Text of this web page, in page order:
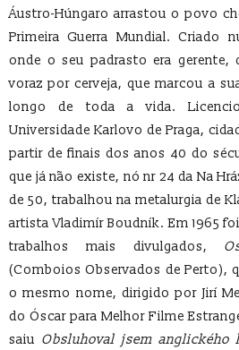
Áustro-Húngaro arrastou o povo
Primeira Guerra Mundial. Criado
onde o seu padrasto era gerente,
voraz por cerveja, que marcou a
longo de toda a vida.
Universidade Karlovo de Praga,
partir de finais dos anos 40 do
que já não existe, nó nr 24 da Na
de 50, trabalhou na metalurgia de
artista Vladimír Boudník. Em 1965
trabalhos mais divulgados,
(Comboios Observados de Perto),
o mesmo nome, dirigido por Jirí
do Óscar para Melhor Filme
saiu Obsluhoval jsem anglického